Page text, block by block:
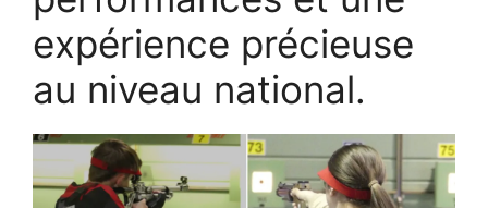
expérience précieuse
au niveau national.